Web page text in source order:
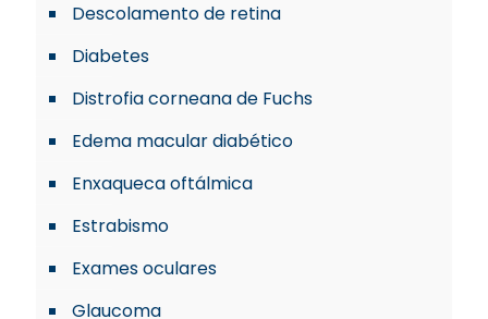
Descolamento de retina
Diabetes
Distrofia corneana de Fuchs
Edema macular diabético
Enxaqueca oftálmica
Estrabismo
Exames oculares
Glaucoma